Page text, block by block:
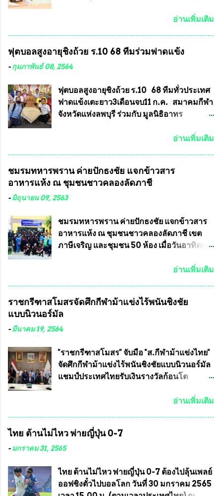
เดียวกับพระเครื่องหลวงพ่อคูณ ซึ่งท่านนายก
คุณสมบัติชัดเจนดังนี้ 1.)พระทุกองค์จะต้อง
ตอกโค๊ตและรันหมายเลข (พร้อมทั้งมีการทำ
ประกาศจำนวนการจัดสร้างให้ชัดเจน ว่าสร้าง
จำนวนเท่าไหร่ (เพื่อป้องกันการปั๊มเสริมใน
ภายหลัง) 3.)มีวัตถุประสงค์ที...
สมาชิกสภาเทศบาลทั่วประเทศเมื่อวันที่ 28
ทำความผิดกฎหมายการเลือกตั้ง นายณัฏฐ์ ธีร
ณัฐสุภานนท์ เปิดเผยว่า “ยกตัวอย่างในเขต
การเลือกตั้งต้องแสวงหาข้อเท็จจริงและดำเนิน
การจัดให้มีการเลือกตั้งใหม่ เพราะมีการร้อง
เรียนการกระทำความผิดกฎหมายการเลือกตั้ง
เลขาธิการคณะกรรมการการเลือกตั้ง เพื่อให้
การเลือกตั้งจะดำเนินการจัดให้มีการเลือกตั้ง
ใหม่อีกครั้ง ประธานมูลนิธิธรรมาภิบาลและ
ต่อต้านทุจริต กล่าวต่ออีกว่า “นครเชียงใหม่
ต้องส่งเสริมให้ผู้นำในระดับต่างๆมีหลักธร
รมาภิบาลในการบริหารราชการแผ่นดิน คณะ
กรรมการการเลือกตั้งถือเป็นองค์กรอิสระตาม
อ่านเพิ่มเติม
ฟุตบอลสูงอายุชิงถ้วย ร.10 68 ทีมร่วมฟาดแข้ง
-กุมภาพันธ์ 08, 2564
ฟุตบอลสูงอายุชิงถ้วย ร.10 68 ทีมทั่วประเทศ
ฟาดแข้งเตะยาว3เดือนจบ11 ก.ค. สมาคมกีฬา
จังหวัดแห่งลพบุรี ร่วมกับ มูลนิธิอาทร
แข่งขันฟุตบอลสูงอายุชิงแชมป์ประเทศไทย ชิง
อดีตนักเตะทีมชาติอนุญาตให้ลงแข่งขันได้ ทีม
แชมป์ได้รับ 150,000 บาท พร้อมได้สิทธิ์ไป
ทัวร์ต่างประเทศอีกด้วย ที่ห้องประชุม โรงทาน
ลพบุรี ท่านเจ้าคุณ พระราชวิสุทธิ ประชานาถ
(หลวงพ่อ อลงกต ) ในฐานะประธานมูลนิธิ
ประชานาถ และ ประธานอำนวยการจัดการ
ถ้วยพระราชทาน สมเด็จพระเจ้าอยู่หัว มหา
อำนวยการจัดการแข่งขัน และ นายวีรยุทธ
สวัสดี ประธานคณะกรรมการจัดการแข่งขัน
และคณะทำงาน ได้ร่วมกันประชุมหารือ
อายุ ชิงแชมป์ประเทศไทย ครั้งที่ 1 ประจำปี
2564 กำหนดแข่งขันระหว่างวันที่ 24
เมษายน จนถึงว...
อ่านเพิ่มเติม
ชมรมทหารพราน ค่ายปักธงชัย แจกข้าวสาร
อาหารแห้ง ณ​ ชุมชนชาวคลองลัดภาชี
-มิถุนายน 09, 2563
ชมรมทหารพราน ค่ายปักธงชัย แจกข้าวสาร
อาหารแห้ง ณ​ ชุมชนชาวคลองลัดภาชี เขต
ภาษีเจริญ และชุมชน 50 ห้อง เมื่อวันอาทิตย์ที่
ปักธงชัย กรุงเทพมหานครโดย พันเอกสมศักดิ์
กรุงเทพมหานคร ได้เป็นประธาน แจก
ข้าวสาร อาหารแห้ง ให้กับพี่น้องชุมชนชาว
คลองลัดภาชี เขตภาษีเจริญ และชุมชน 50
ทีมงาน ต้องขออภัย ที่ไม่ได้เอ่ยชื่อเต็มสังกัด
เพราะท่านขอสงวนเอาไว้ พันอากาศเอก ทอง
อินทร์ พรหมสุวรรณ ท่านรองกัมปนาท ผู้ร่วม
ครั้งนี้ได้ เนื่องจาก ติดธุระเร่งด่วน จึงได้มอบ
ความสงบเรียบร้อย นางฉวีวรรณ ตระกูลธรรม
ประธานชุมชน คลองลัดภาชีเขตภาษีเจริญ
สท.ทพ. สมนึก ปัทมาลัยที่ปรึกษา และการแจก
ความ ร้องขอจากประธานชุมชนคลองลัดภาชี
เขตภาษีเจริญ !!พี่น้องชุมชนได้รับความเดือด
อ่านเพิ่มเติม
ราชกรีฑาสโมสรจัดศึกกีฬาม้าแข่งไร้พนันชิงชัย
แบบนิวนอร์มัล
-มีนาคม 19, 2564
"ราชกรีฑาสโมสร" จับมือ "ส.กีฬาม้าแข่งไทย"
จัดศึกกีฬาม้าแข่งไร้พนันชิงชัยแบบนิวนอร์มัล
แชมป์ประเทศไทยรับเงินรางวัลก้อนโต
พล.อ.วิชญ เทพหัสดิน ณ อยุธยา นายกสมาคม
จัดการแข่งขันร่วมกัน ระหว่างสมาคม
ราชกรีฑาสโมสร กับ สมาคมกีฬาม้าแข่งไทย
ที่ห้องประชุมมูลนิธิโอลิมปิคไทย (บ้าน
นนท์ ประธานคณะกรรมการอำนวยการแข่ง
ม้า พร้อมด้วย นายเต็มสุข สุวรรณศร
อ่านเพิ่มเติม
ไทย ต้านไม่ไหว พ่ายญี่ปุ่น 0-7
-มกราคม 31, 2565
ไทย ต้านไม่ไหว พ่ายญี่ปุ่น 0-7 ต้องไปลุ้นเพลย์
ออฟชิงตั๋วไปบอลโลก วันที่ 30 มกราคม 2565